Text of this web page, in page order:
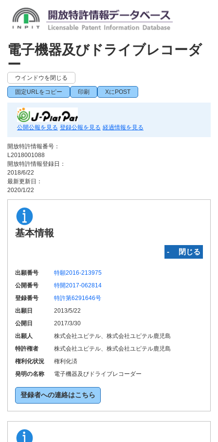
電子機器及びドライブレコーダ
ー
ウインドウを閉じる
固定URLをコピー 印刷 XにPOST
公開公報を見る 登録公報を見る 経過情報を見る
開放特許情報番号：
L2018001088
開放特許情報登録日：
2018/6/22
最新更新日：
2020/1/22
基本情報
‐ 閉じる
出願番号
特願2016-213975
公開番号
特開2017-062814
登録番号
特許第6291646号
出願日
2013/5/22
公開日
2017/3/30
出願人
株式会社ユピテル、株式会社ユピテル鹿児島
特許権者
株式会社ユピテル、株式会社ユピテル鹿児島
権利化状況
権利化済
発明の名称
電子機器及びドライブレコーダー
登録者への連絡はこちら